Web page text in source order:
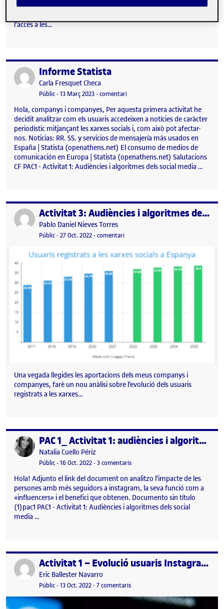
L’impacte de les notícies periodístiques en les xarxes socials pot
l’accés a les…
Publicat perInforme Statista
Publicat per
Carla Fresquet Checa
Visibilitat:
Públic-Data de publicació
13 Març 2023-comentariel Informe Statista
Hola, companys i companyes, Per aquesta primera activitat he
decidit analitzar com els usuaris accedeixen a notícies de caràcter
periodístic mitjançant les xarxes socials i, com això pot afectar-
nos. Noticias: RR. SS. y servicios de mensajería más usados en
España | Statista (openathens.net) El consumo de medios de
comunicación en Europa | Statista (openathens.net) Salutacions
CF PAC1 - Activitat 1: Audiències i algoritmes dels social media …
Publicat per Activitat 3: Audiències i algoritmes dels social media
Publicat per
Pablo Daniel Nieves Torres
Visibilitat:
Públic-Data de publicació
27 Oct. 2022-comentariel Activitat 3: Audiències i algoritmes
Una vegada llegides les aportacions dels meus companys i
companyes, farè un nou anàlisi sobre l’evolució dels usuaris
registrats a les xarxes…
Publicat per PAC 1_ Activitat 1: audiències i algoritmes dels social media
Publicat per
Natalia Cuello Périz
Visibilitat:
Públic-Data de publicació
16 Oct. 2022-3 comentarisa PAC 1_ Activitat 1: audiències i
Hola! Adjunto el link del document on analitzo l’impacte de les
persones amb més seguidors a instagram, la seva funció com a
«influencers» i el benefici que obtenen. Documento sin título
(1)pac1 PAC1 - Activitat 1: Audiències i algoritmes dels social
media …
Publicat per Activitat 1 – Evolució usuaris Instagram Espanya
Publicat per
Eric Ballester Navarro
Visibilitat:
Públic-Data de publicació
13 Oct. 202227 octubre, 2022 6:47 pm
-7 comentarisa Activitat 1 – Evolució usuaris